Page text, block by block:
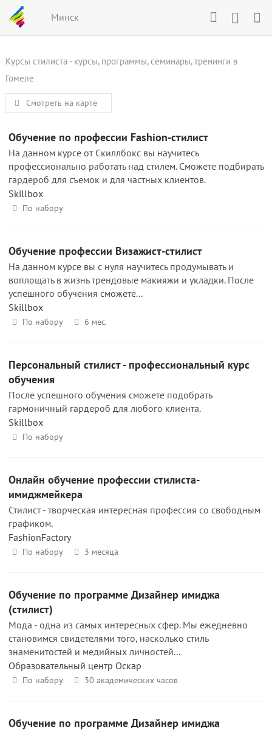
Минск
Курсы стилиста - курсы, программы, семинары, тренинги в
Гомеле
Смотреть на карте
Обучение по профессии Fashion-стилист
На данном курсе от Скиллбокс вы научитесь
профессионально работать над стилем. Сможете подбирать
гардероб для съемок и для частных клиентов.
Skillbox
По набору
Обучение профессии Визажист-стилист
На данном курсе вы с нуля научитесь продумывать и
воплощать в жизнь трендовые макияжи и укладки. После
успешного обучения сможете...
Skillbox
По набору 6 мес.
Персональный стилист - профессиональный курс
обучения
После успешного обучения сможете подобрать
гармоничный гардероб для любого клиента.
Skillbox
По набору
Онлайн обучение профессии стилиста-
имиджмейкера
Стилист - творческая интересная профессия со свободным
графиком.
FashionFactory
По набору 3 месяца
Обучение по программе Дизайнер имиджа
(стилист)
Мода - одна из самых интересных сфер. Мы ежедневно
становимся свидетелями того, насколько стиль
знаменитостей и медийных личностей...
Образовательный центр Оскар
По набору 30 академических часов
Обучение по программе Дизайнер имиджа